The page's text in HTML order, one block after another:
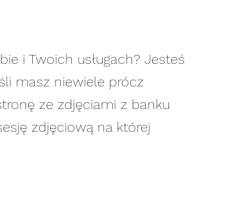
i Twoich usługach? Jesteś
masz niewiele prócz
ze zdjęciami z banku
zdjęciową na której